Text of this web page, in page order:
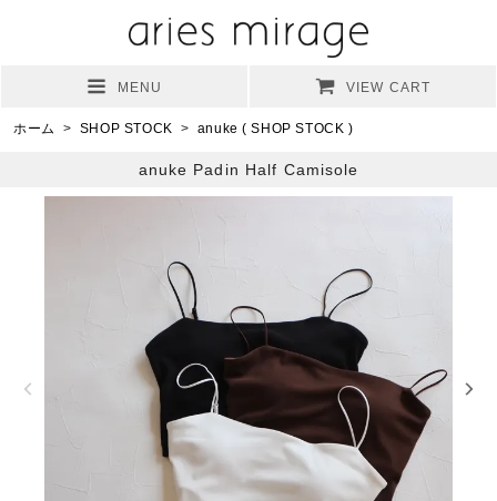
MENU VIEW CART
ホーム > SHOP STOCK > anuke ( SHOP STOCK )
anuke Padin Half Camisole